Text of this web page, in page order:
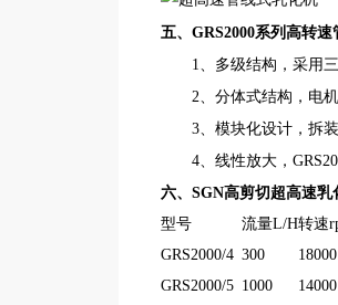
五、GRS2000系列高转
1、多级结构，采用三
2、分体式结构，电机
3、模块化设计，拆装
4、线性放大，
六、SGN高剪切超高速乳
型号
流量L/H转速
GRS2000/4 300
18000
GRS2000/5 1000
14000